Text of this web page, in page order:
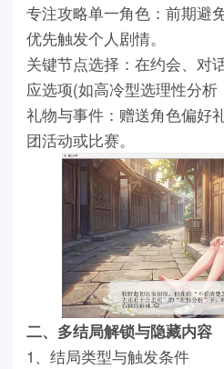
专注攻略单一角色：前期避
优先触发个人剧情。
关键节点选择：在约会、对
应选项(如高冷型选理性分析
礼物与事件：赠送角色偏好
团活动或比赛。
二、多结局解锁与隐藏内容
1、结局类型与触发条件